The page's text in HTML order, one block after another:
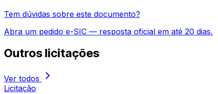
Tem dúvidas sobre este documento?
Abra um pedido e-SIC — resposta oficial em até 20 dias.
Outros licitações
Ver todos
Licitação